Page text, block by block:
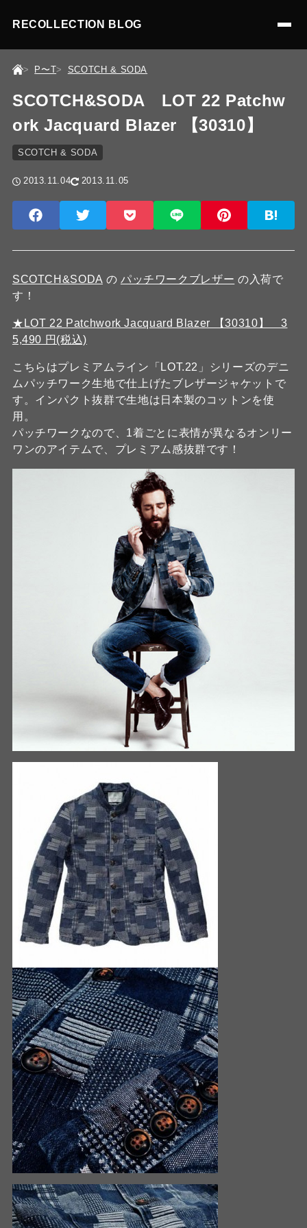
RECOLLECTION BLOG
P〜T SCOTCH & SODA
SCOTCH&SODA LOT 22 Patchw
ork Jacquard Blazer 【30310】
SCOTCH & SODA
2013.11.04 2013.11.05
SCOTCH&SODA の パッチワークブレザー の入荷で
す！
★LOT 22 Patchwork Jacquard Blazer 【30310】 3
5,490 円(税込)
こちらはプレミアムライン「LOT.22」シリーズのデニ
ムパッチワーク生地で仕上げたブレザージャケットで
す。インパクト抜群で生地は日本製のコットンを使
用。
パッチワークなので、1着ごとに表情が異なるオンリー
ワンのアイテムで、プレミアム感抜群です！